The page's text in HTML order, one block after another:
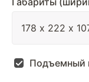
Подъемный